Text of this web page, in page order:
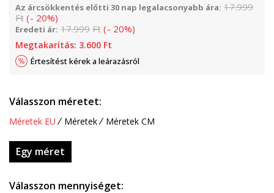
Az árcsökkentés előtti 30 nap legalacsonyabb ára: 17.999
Ft (- 20%)
Eredeti ár: 17.999 Ft (- 20%)
Megtakarítás: 3.600 Ft
Értesítést kérek a leárazásról
Válasszon méretet:
Méretek EU Méretek Méretek CM
Egy méret
Válasszon mennyiséget: